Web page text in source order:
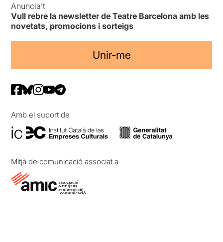
Anuncia’t
Vull rebre la newsletter de Teatre Barcelona amb les
novetats, promocions i sorteigs
Unir-me
Amb el suport de
Mitjà de comunicació associat a